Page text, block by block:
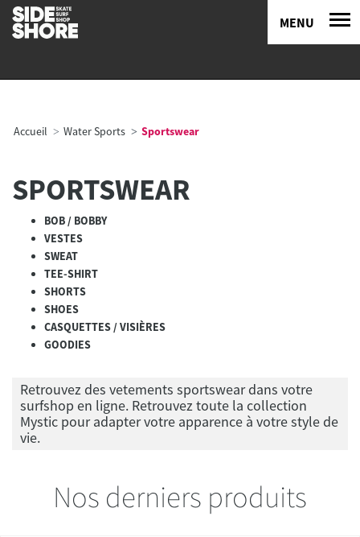
MENU
Accueil Water Sports Sportswear
SPORTSWEAR
BOB / BOBBY
VESTES
SWEAT
TEE-SHIRT
SHORTS
SHOES
CASQUETTES / VISIÈRES
GOODIES
Retrouvez des vetements sportswear dans votre
surfshop en ligne. Retrouvez toute la collection
Mystic pour adapter votre apparence à votre style de
vie.
Nos derniers produits